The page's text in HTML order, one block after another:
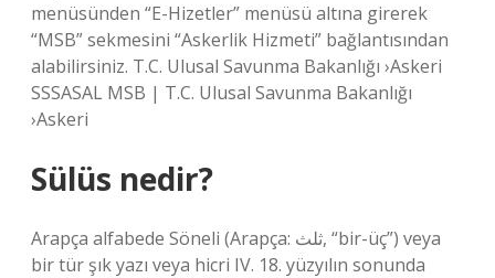
menüsünden “E-Hizetler” menüsü altına girerek
“MSB” sekmesini “Askerlik Hizmeti” bağlantısından
alabilirsiniz. T.C. Ulusal Savunma Bakanlığı ›Askeri
SSSASAL MSB | T.C. Ulusal Savunma Bakanlığı
›Askeri
Sülüs nedir?
Arapça alfabede Söneli (Arapça: ثلث, “bir-üç”) veya
bir tür şık yazı veya hicri IV. 18. yüzyılın sonunda